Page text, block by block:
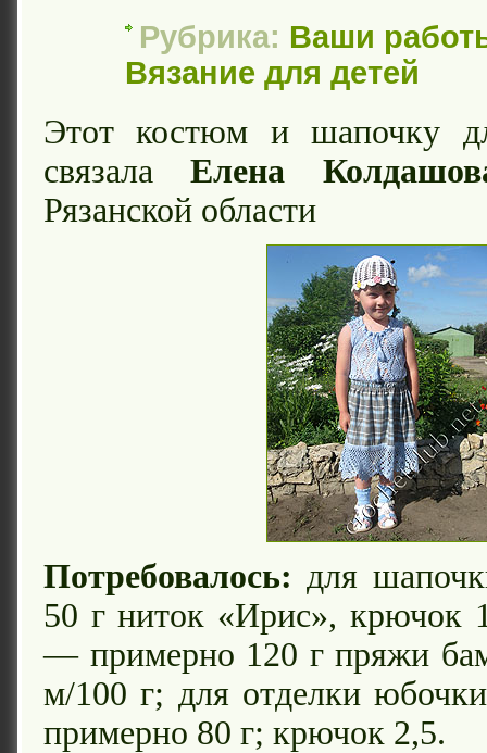
Рубрика: Ваши
Вязание для детей
Этот костюм и шапочку
связалаЕлена
Рязанской области
Потребовалось: для
50 г ниток «Ирис», крючок
— примерно 120 г пряжи
м/100 г; для отделки
примерно 80 г; крючок 2,5.